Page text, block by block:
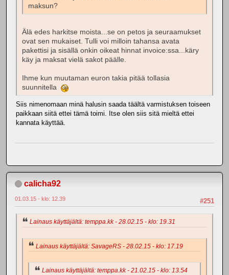
maksun?
Älä edes harkitse moista...se on petos ja seuraamukset
ovat sen mukaiset. Tulli voi milloin tahansa avata
pakettisi ja sisällä onkin oikeat hinnat invoice:ssa...käry
käy ja maksat vielä sakot päälle.
Ihme kun muutaman euron takia pitää tollasia
suunnitella
Siis nimenomaan minä halusin saada täältä varmistuksen toiseen
paikkaan siitä ettei tämä toimi. Itse olen siis sitä mieltä ettei
kannata käyttää.
calicha92
#251
01.03.15 - klo: 12.39
Lainaus käyttäjältä: temppa.kk - 28.02.15 - klo: 19.31
Lainaus käyttäjältä: SavageRS - 28.02.15 - klo: 17.19
Lainaus käyttäjältä: temppa.kk - 21.02.15 - klo: 13.54